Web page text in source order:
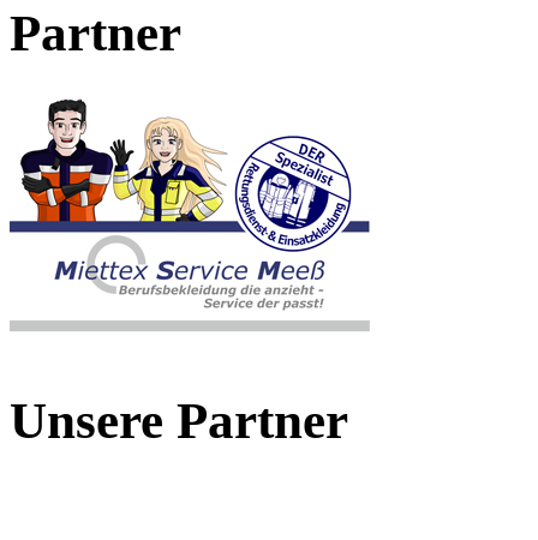
Partner
Unsere Partner